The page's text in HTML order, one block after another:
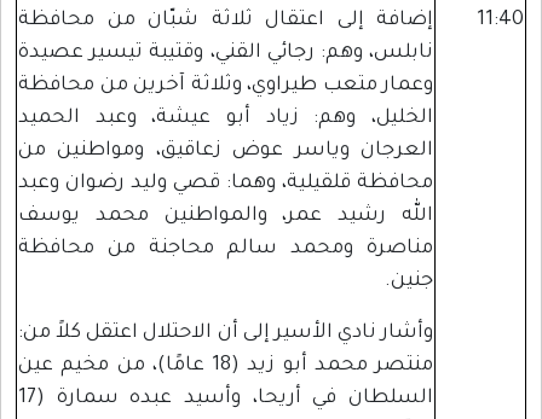
11:40
إضافة إلى اعتقال ثلاثة شبّان من محافظة
نابلس، وهم: رجائي القني، وقتيبة تيسير عصيدة
وعمار متعب طيراوي، وثلاثة آخرين من محافظة
الخليل، وهم: زياد أبو عيشة، وعبد الحميد
العرجان وياسر عوض زعاقيق، ومواطنين من
محافظة قلقيلية، وهما: قصي وليد رضوان وعبد
الله رشيد عمر، والمواطنين محمد يوسف
مناصرة ومحمد سالم محاجنة من محافظة
جنين.
وأشار نادي الأسير إلى أن الاحتلال اعتقل كلاً من:
منتصر محمد أبو زيد (18 عامًا)، من مخيم عين
السلطان في أريحا، وأسيد عبده سمارة (17